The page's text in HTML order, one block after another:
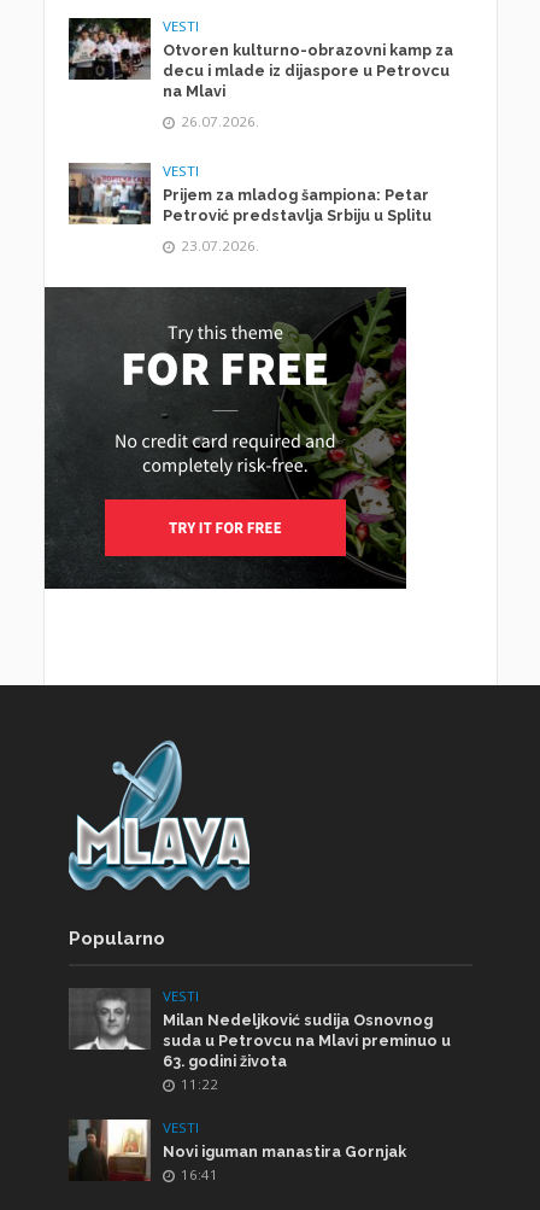
VESTI
Otvoren kulturno-obrazovni kamp za
decu i mlade iz dijaspore u Petrovcu
na Mlavi
26.07.2026.
VESTI
Prijem za mladog šampiona: Petar
Petrović predstavlja Srbiju u Splitu
23.07.2026.
Popularno
VESTI
Milan Nedeljković sudija Osnovnog
suda u Petrovcu na Mlavi preminuo u
63. godini života
11:22
VESTI
Novi iguman manastira Gornjak
16:41